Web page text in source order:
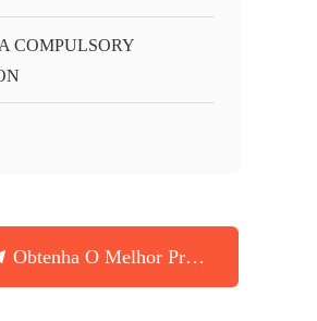
COMPULSORY
Obtenha O Melhor Preço